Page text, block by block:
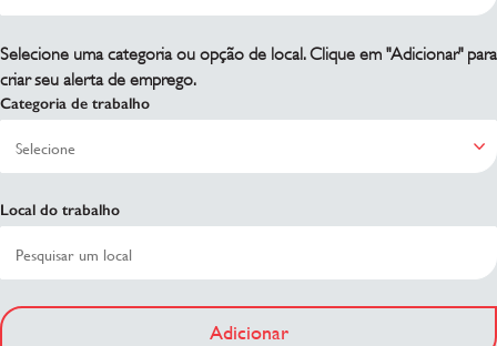
Selecione uma categoria ou opção de local. Clique em "Adicionar" para
criar seu alerta de emprego.
Categoria de trabalho
Local do trabalho
Adicionar